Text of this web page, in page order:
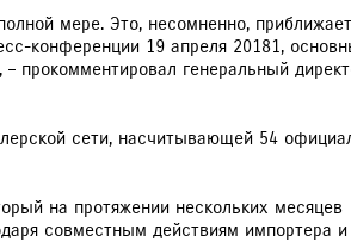
мере. Это, несомненно,
конференции 19 апреля 20181,
прокомментировал генеральный
сети, насчитывающей 54
на протяжении нескольких месяцев
совместным действиям импортера и